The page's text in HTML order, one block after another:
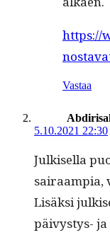
https://
Vastaa
5.10.2021 22:30
Julkisel­la
sairaampia,
Lisäk­si
päivystys-